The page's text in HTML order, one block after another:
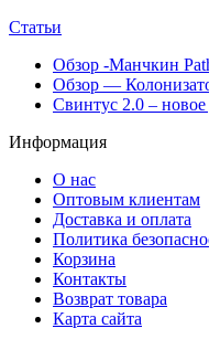
Статьи
Обзор -Манчкин
Обзор —
Свинтус 2.0 –
Информация
О нас
Оптовым клиентам
Доставка и оплата
Политика
Корзина
Контакты
Возврат товара
Карта сайта